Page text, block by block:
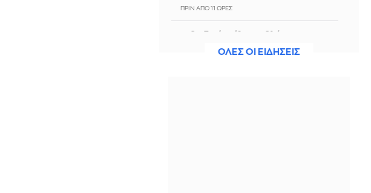
ΠΡΙΝ ΑΠΌ 11 ΏΡΕΣ
drone στη ΛειψίαΟΛΕΣ ΟΙ ΕΙΔΗΣΕΙΣ